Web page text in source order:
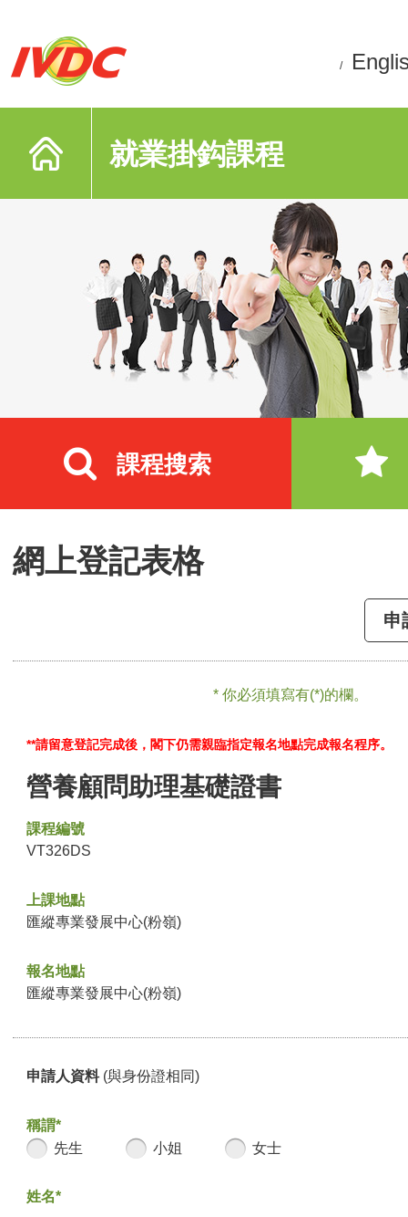
/
就業掛鈎課程
課程搜索
網上登記表格
申
* 你必須填寫有(*)的欄。
**請留意登記完成後，閣下仍需親臨指定報名地點完成報名程序。
營養顧問助理基礎證書
課程編號
VT326DS
上課地點
匯縱專業發展中心(粉嶺)
報名地點
匯縱專業發展中心(粉嶺)
申請人資料 (與身份證相同)
稱謂*
先生
小姐 女士
姓名*